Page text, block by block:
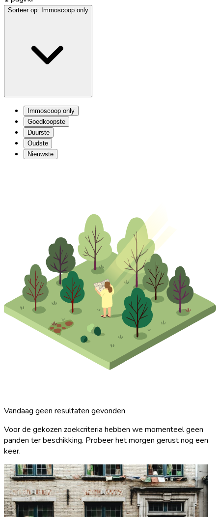
Sorteer op: Immoscoop only
Immoscoop only
Goedkoopste
Duurste
Oudste
Nieuwste
Vandaag geen resultaten gevonden
Voor de gekozen zoekcriteria hebben we momenteel geen
panden ter beschikking. Probeer het morgen gerust nog een
keer.